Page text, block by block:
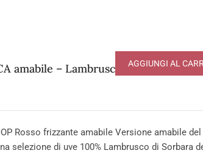
amabile – Lambrusco di Sorbara DOP
AGGIUNGI AL
Rosso frizzante amabile Versione amabile
selezione di uve 100% Lambrusco di Sorbara